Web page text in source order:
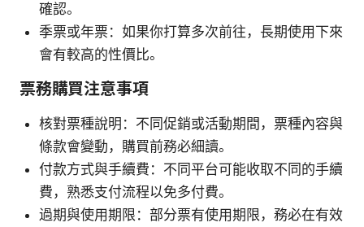
確認。
季票或年票：如果你打算多次前往，長期使用下來
會有較高的性價比。
票務購買注意事項
核對票種說明：不同促銷或活動期間，票種內容與
條款會變動，購買前務必細讀。
付款方式與手續費：不同平台可能收取不同的手續
費，熟悉支付流程以免多付費。
過期與使用期限：部分票有使用期限，務必在有效